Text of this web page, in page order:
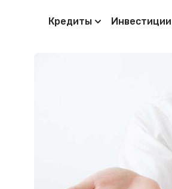
Кредиты Инвестиции